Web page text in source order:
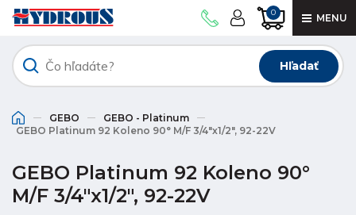
0 MENU
Hľadať
GEBO
GEBO - Platinum
GEBO Platinum 92 Koleno 90° M/F 3/4"x1/2", 92-22V
GEBO Platinum 92 Koleno 90°
M/F 3/4"x1/2", 92-22V